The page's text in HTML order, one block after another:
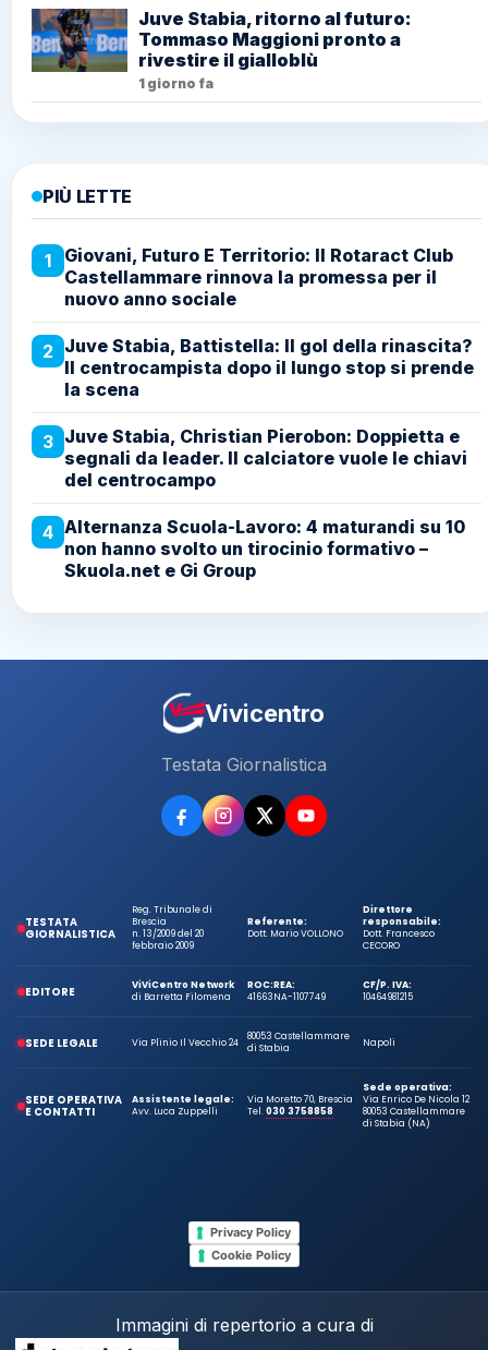
Juve Stabia, ritorno al futuro:
Tommaso Maggioni pronto a
rivestire il gialloblù
1 giorno fa
PIÙ LETTE
1
Giovani, Futuro E Territorio: Il Rotaract Club
Castellammare rinnova la promessa per il
nuovo anno sociale
2 Juve Stabia, Battistella: Il gol della rinascita?
Il centrocampista dopo il lungo stop si prende
la scena
3 Juve Stabia, Christian Pierobon: Doppietta e
segnali da leader. Il calciatore vuole le chiavi
del centrocampo
4 Alternanza Scuola-Lavoro: 4 maturandi su 10
non hanno svolto un tirocinio formativo –
Skuola.net e Gi Group
Vivicentro
Testata Giornalistica
TESTATA
GIORNALISTICA
Reg. Tribunale di
Brescia
n. 13/2009 del 20
febbraio 2009
Referente:
Dott. Mario VOLLONO
Direttore
responsabile:
Dott. Francesco
CECORO
EDITORE
ViViCentro Network
di Barretta Filomena
ROC:
41663
REA:
NA-1107749
CF/P. IVA:
10464981215
SEDE LEGALE Via Plinio Il Vecchio 24
80053 Castellammare
di Stabia
Napoli
SEDE OPERATIVA
E CONTATTI
Assistente legale:
Avv. Luca Zuppelli
Via Moretto 70, Brescia
Tel.030 3758858
Sede operativa:
Via Enrico De Nicola 12
80053 Castellammare
di Stabia (NA)
Privacy Policy
Cookie Policy
Immagini di repertorio a cura di